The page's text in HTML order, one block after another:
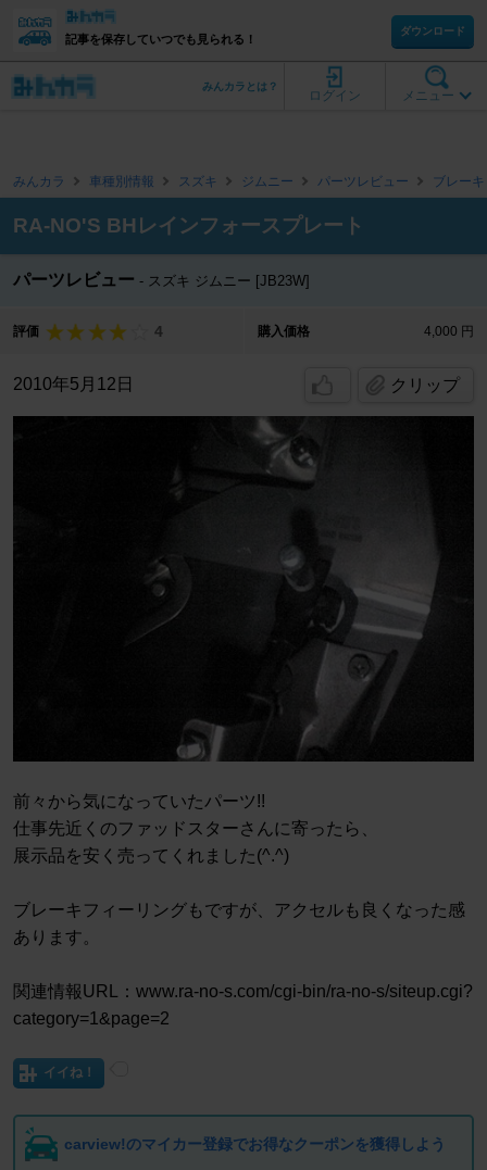
記事を保存していつでも見られる！
ダウンロード
メニュー
ログイン
みんカラとは？
みんカラ 車種別情報 スズキ ジムニー パーツレビュー ブレーキ
RA-NO'S BHレインフォースプレート
パーツレビュー スズキ ジムニー [JB23W]
評価 4 購入価格 4,000 円
2010年5月12日 クリップ
前々から気になっていたパーツ!!
仕事先近くのファッドスターさんに寄ったら、
展示品を安く売ってくれました(^.^)
ブレーキフィーリングもですが、アクセルも良くなった感
あります。
関連情報URL：www.ra-no-s.com/cgi-bin/ra-no-s/siteup.cgi?
category=1&page=2
イイね！
carview!のマイカー登録でお得なクーポンを獲得しよう